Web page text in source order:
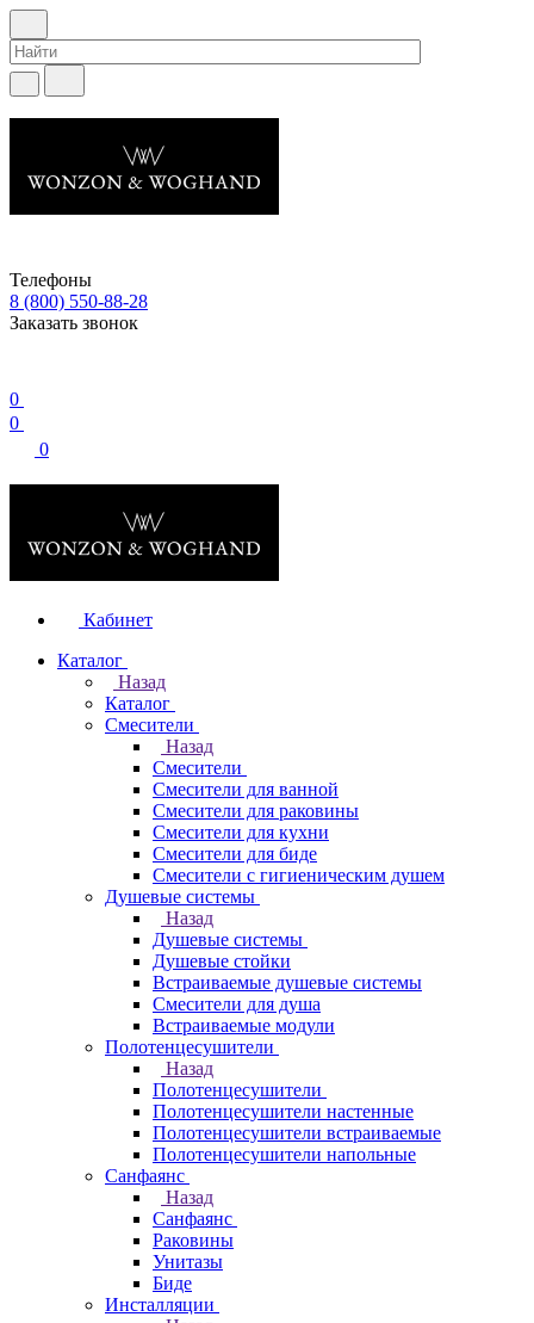
Телефоны
8 (800) 550-88-28
Заказать звонок
0
0
0
Кабинет
Каталог
Назад
Каталог
Смесители
Назад
Смесители
Смесители для ванной
Смесители для раковины
Смесители для кухни
Смесители для биде
Смесители с гигиеническим душем
Душевые системы
Назад
Душевые системы
Душевые стойки
Встраиваемые душевые системы
Смесители для душа
Встраиваемые модули
Полотенцесушители
Назад
Полотенцесушители
Полотенцесушители настенные
Полотенцесушители встраиваемые
Полотенцесушители напольные
Санфаянс
Назад
Санфаянс
Раковины
Унитазы
Биде
Инсталляции